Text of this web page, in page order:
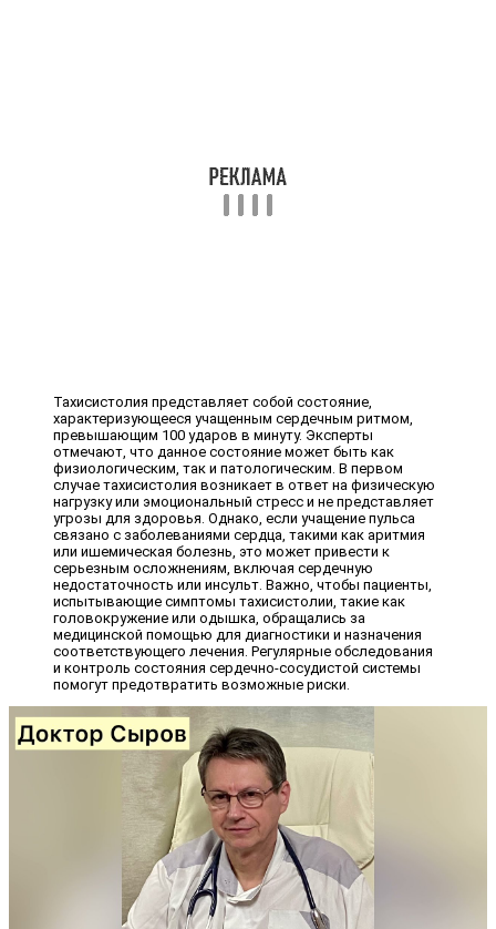
Тахисистолия представляет собой состояние,
характеризующееся учащенным сердечным ритмом,
превышающим 100 ударов в минуту. Эксперты
отмечают, что данное состояние может быть как
физиологическим, так и патологическим. В первом
случае тахисистолия возникает в ответ на физическую
нагрузку или эмоциональный стресс и не представляет
угрозы для здоровья. Однако, если учащение пульса
связано с заболеваниями сердца, такими как аритмия
или ишемическая болезнь, это может привести к
серьезным осложнениям, включая сердечную
недостаточность или инсульт. Важно, чтобы пациенты,
испытывающие симптомы тахисистолии, такие как
головокружение или одышка, обращались за
медицинской помощью для диагностики и назначения
соответствующего лечения. Регулярные обследования
и контроль состояния сердечно-сосудистой системы
помогут предотвратить возможные риски.